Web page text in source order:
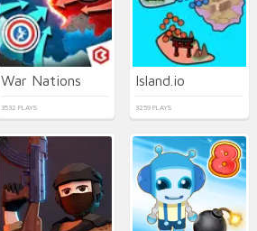
War Nations
3532 PLAYS
Island.io
3259 PLAYS